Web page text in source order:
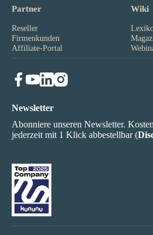
Partner
Reseller
Firmenkunden
Affiliate-Portal
Wiki
Newsletter
Abonniere unseren Newsletter.
jederzeit mit 1 Klick abbestellbar (